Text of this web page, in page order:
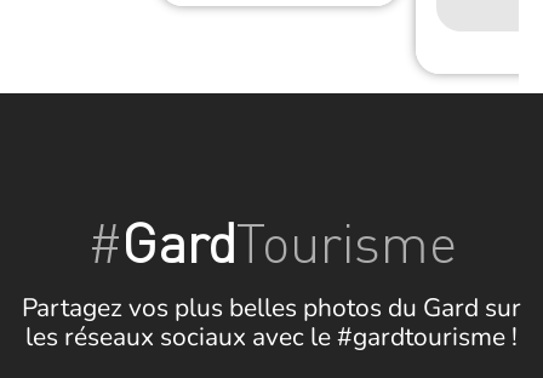
#GardTourisme
Partagez vos plus belles photos du Gard sur
les réseaux sociaux avec le #gardtourisme !